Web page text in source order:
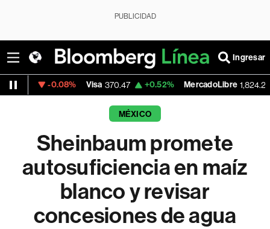
PUBLICIDAD
Ingresar
-0.08% Visa 370.47 +0.52% MercadoLibre 1,824.26 -
MÉXICO
Sheinbaum promete
autosuficiencia en maíz
blanco y revisar
concesiones de agua